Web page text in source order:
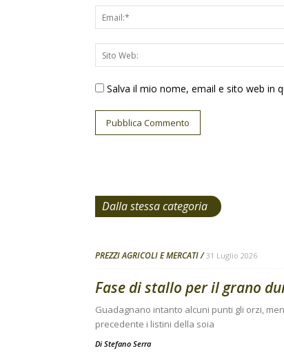
Salva il mio nome, email e sito web in
Dalla stessa categoria
PREZZI AGRICOLI E MERCATI 31 Luglio 2026
Fase di stallo per il grano
Guadagnano intanto alcuni punti gli orzi,
precedente i listini della soia
Di Stefano Serra